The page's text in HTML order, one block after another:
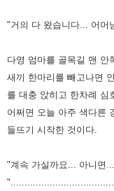
"거의 다 왔습니다... 어
다영 엄마를 골목길 맨 안
새끼 한마리를 빼고나면
를 대충 앉히고 한차례 심
어쩌면 오늘 아주 색다른
들뜨기 시작한 것이다.
"계속 가실까요... 아니면